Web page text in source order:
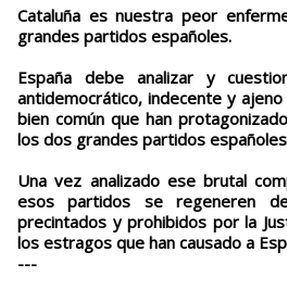
Cataluña es nuestra peor
grandes partidos españoles.
España debe analizar y
antidemocrático, indecente y
bien común que han
los dos grandes partidos
Una vez analizado ese brutal
esos partidos se regeneren
precintados y prohibidos por la
los estragos que han causado a
---